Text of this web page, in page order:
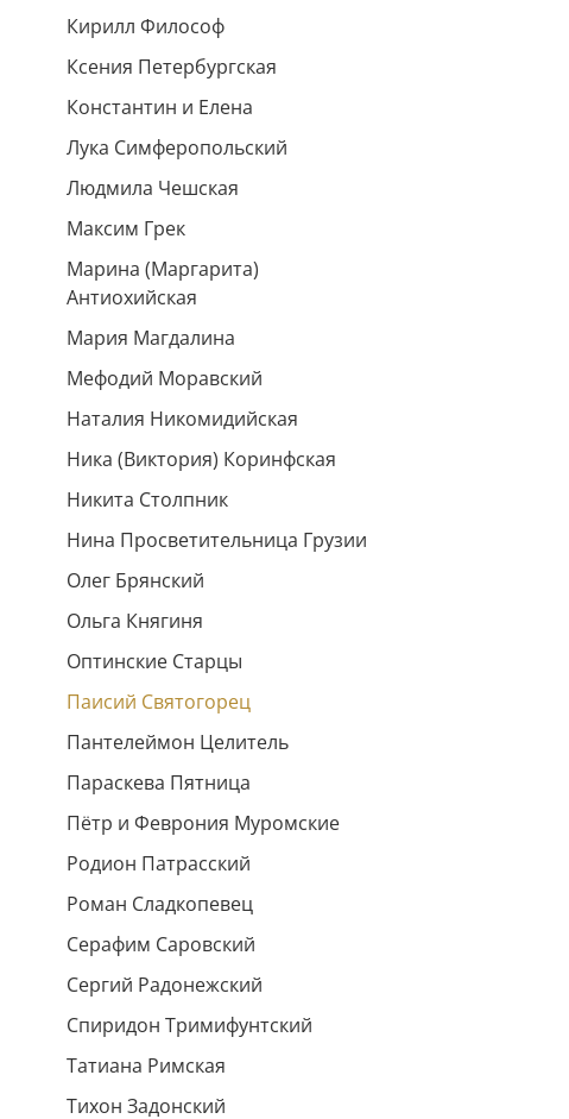
Кирилл Философ
Ксения Петербургская
Константин и Елена
Лука Симферопольский
Людмила Чешская
Максим Грек
Марина (Маргарита)
Антиохийская
Мария Магдалина
Мефодий Моравский
Наталия Никомидийская
Ника (Виктория) Коринфская
Никита Столпник
Нина Просветительница Грузии
Олег Брянский
Ольга Княгиня
Оптинские Старцы
Паисий Святогорец
Пантелеймон Целитель
Параскева Пятница
Пётр и Феврония Муромские
Родион Патрасский
Роман Сладкопевец
Серафим Саровский
Сергий Радонежский
Спиридон Тримифунтский
Татиана Римская
Тихон Задонский